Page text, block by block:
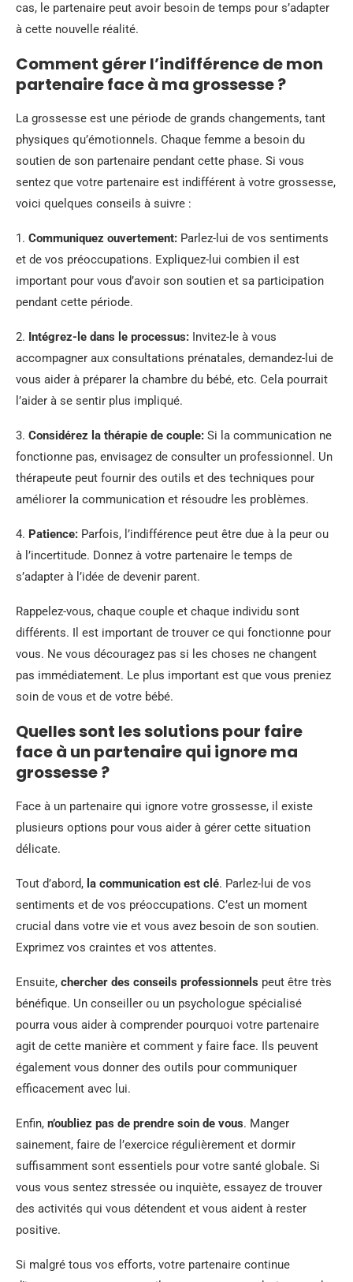
cas, le partenaire peut avoir besoin de temps pour s’adapter
à cette nouvelle réalité.
Comment gérer l’indifférence de mon
partenaire face à ma grossesse ?
La grossesse est une période de grands changements, tant
physiques qu’émotionnels. Chaque femme a besoin du
soutien de son partenaire pendant cette phase. Si vous
sentez que votre partenaire est indifférent à votre grossesse,
voici quelques conseils à suivre :
1. Communiquez ouvertement: Parlez-lui de vos sentiments
et de vos préoccupations. Expliquez-lui combien il est
important pour vous d’avoir son soutien et sa participation
pendant cette période.
2. Intégrez-le dans le processus: Invitez-le à vous
accompagner aux consultations prénatales, demandez-lui de
vous aider à préparer la chambre du bébé, etc. Cela pourrait
l’aider à se sentir plus impliqué.
3. Considérez la thérapie de couple: Si la communication ne
fonctionne pas, envisagez de consulter un professionnel. Un
thérapeute peut fournir des outils et des techniques pour
améliorer la communication et résoudre les problèmes.
4. Patience: Parfois, l’indifférence peut être due à la peur ou
à l’incertitude. Donnez à votre partenaire le temps de
s’adapter à l’idée de devenir parent.
Rappelez-vous, chaque couple et chaque individu sont
différents. Il est important de trouver ce qui fonctionne pour
vous. Ne vous découragez pas si les choses ne changent
pas immédiatement. Le plus important est que vous preniez
soin de vous et de votre bébé.
Quelles sont les solutions pour faire
face à un partenaire qui ignore ma
grossesse ?
Face à un partenaire qui ignore votre grossesse, il existe
plusieurs options pour vous aider à gérer cette situation
délicate.
Tout d’abord, la communication est clé. Parlez-lui de vos
sentiments et de vos préoccupations. C’est un moment
crucial dans votre vie et vous avez besoin de son soutien.
Exprimez vos craintes et vos attentes.
Ensuite, chercher des conseils professionnels peut être très
bénéfique. Un conseiller ou un psychologue spécialisé
pourra vous aider à comprender pourquoi votre partenaire
agit de cette manière et comment y faire face. Ils peuvent
également vous donner des outils pour communiquer
efficacement avec lui.
Enfin, n’oubliez pas de prendre soin de vous. Manger
sainement, faire de l’exercice régulièrement et dormir
suffisamment sont essentiels pour votre santé globale. Si
vous vous sentez stressée ou inquiète, essayez de trouver
des activités qui vous détendent et vous aident à rester
positive.
Si malgré tous vos efforts, votre partenaire continue